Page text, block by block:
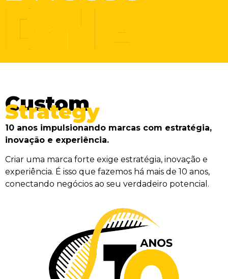
Custom
Strategy
10 anos impulsionando marcas com estratégia,
inovação e experiência.
Criar uma marca forte exige estratégia, inovação e
experiência. É isso que fazemos há mais de 10 anos,
conectando negócios ao seu verdadeiro potencial.